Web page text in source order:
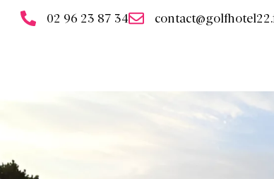
02 96 23 87 34